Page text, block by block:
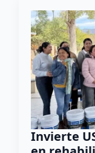
Invierte